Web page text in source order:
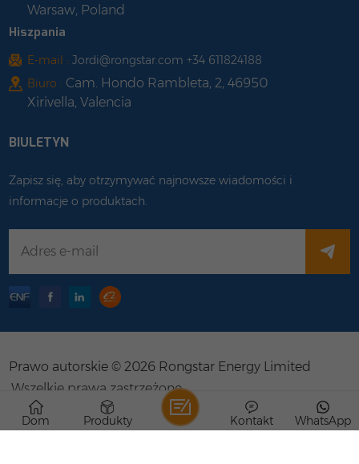
Warsaw, Poland
Hiszpania
E-mail : Jordi@rongstar.com +34 611824188
Biuro : Cam. Hondo Rambleta, 2, 46950
Xirivella, Valencia
BIULETYN
Zapisz się, aby otrzymywać najnowsze wiadomości i
informacje o produktach.
Prawo autorskie © 2026 Rongstar Energy Limited
.Wszelkie prawa zastrzeżone .
Obsługiwana sieć IPv6
Dom Produkty WhatsApp
Kontakt